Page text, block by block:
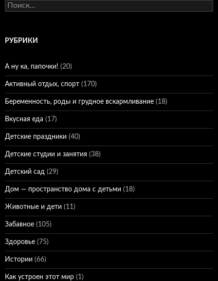
Найти:
РУБРИКИ
А ну ка, папочки! (20)
Активный отдых, спорт (170)
Беременность, роды и грудное вскармливание (18)
Вкусная еда (17)
Детские праздники (40)
Детские студии и занятия (38)
Детский сад (29)
Дом — пространство дома с детьми (18)
Животные и дети (11)
Забавное (105)
Здоровье (75)
Истории (66)
Как устроен этот мир (1)